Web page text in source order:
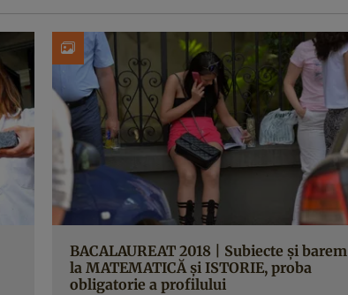
BACALAUREAT 2018 | Subiecte şi barem
la MATEMATICĂ şi ISTORIE, proba
obligatorie a profilului